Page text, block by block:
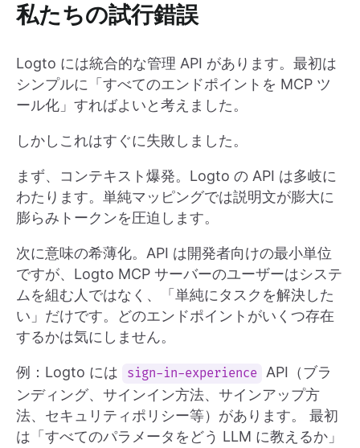
私たちの試行錯誤
Logto には統合的な管理 API があります。最初は
シンプルに「すべてのエンドポイントを MCP ツ
ール化」すればよいと考えました。
しかしこれはすぐに失敗しました。
まず、コンテキスト爆発。Logto の API は多岐に
わたります。単純マッピングでは説明文が膨大に
膨らみトークンを圧迫します。
次に意味の希薄化。API は開発者向けの最小単位
ですが、Logto MCP サーバーのユーザーはシステ
ムを組む人ではなく、「単純にタスクを解決した
い」だけです。どのエンドポイントがいくつ存在
するかは気にしません。
例：Logto には sign-in-experience
API（ブラ
ンディング、サインイン方法、サインアップ方
法、セキュリティポリシー等）があります。 最初
は「すべてのパラメータをどう LLM に教えるか」